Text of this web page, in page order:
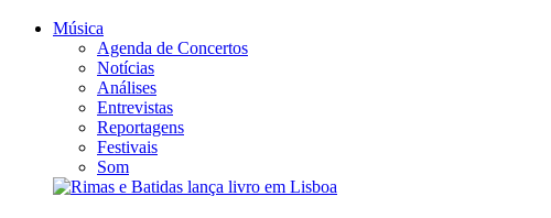
Música
Agenda de Concertos
Notícias
Análises
Entrevistas
Reportagens
Festivais
Som